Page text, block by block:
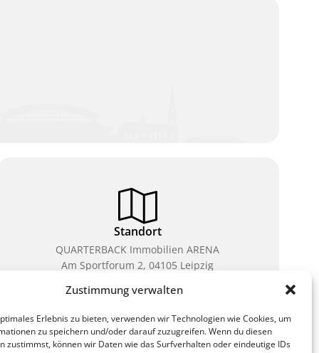
Zustimmung verwalten
Erlebnis zu bieten, verwenden wir Technologien wie Cookies, um
zu speichern und/oder darauf zuzugreifen. Wenn du diesen
zustimmst, können wir Daten wie das Surfverhalten oder eindeutige IDs
Standort
QUARTERBACK Immobilien ARENA
Am Sportforum 2, 04105 Leipzig
Sie erreichen uns mit dem Öffentlichen Nahverkehr:
Waldplatz/Arena. Kostenfreies Parken ist während
des Ticketkaufs möglich.